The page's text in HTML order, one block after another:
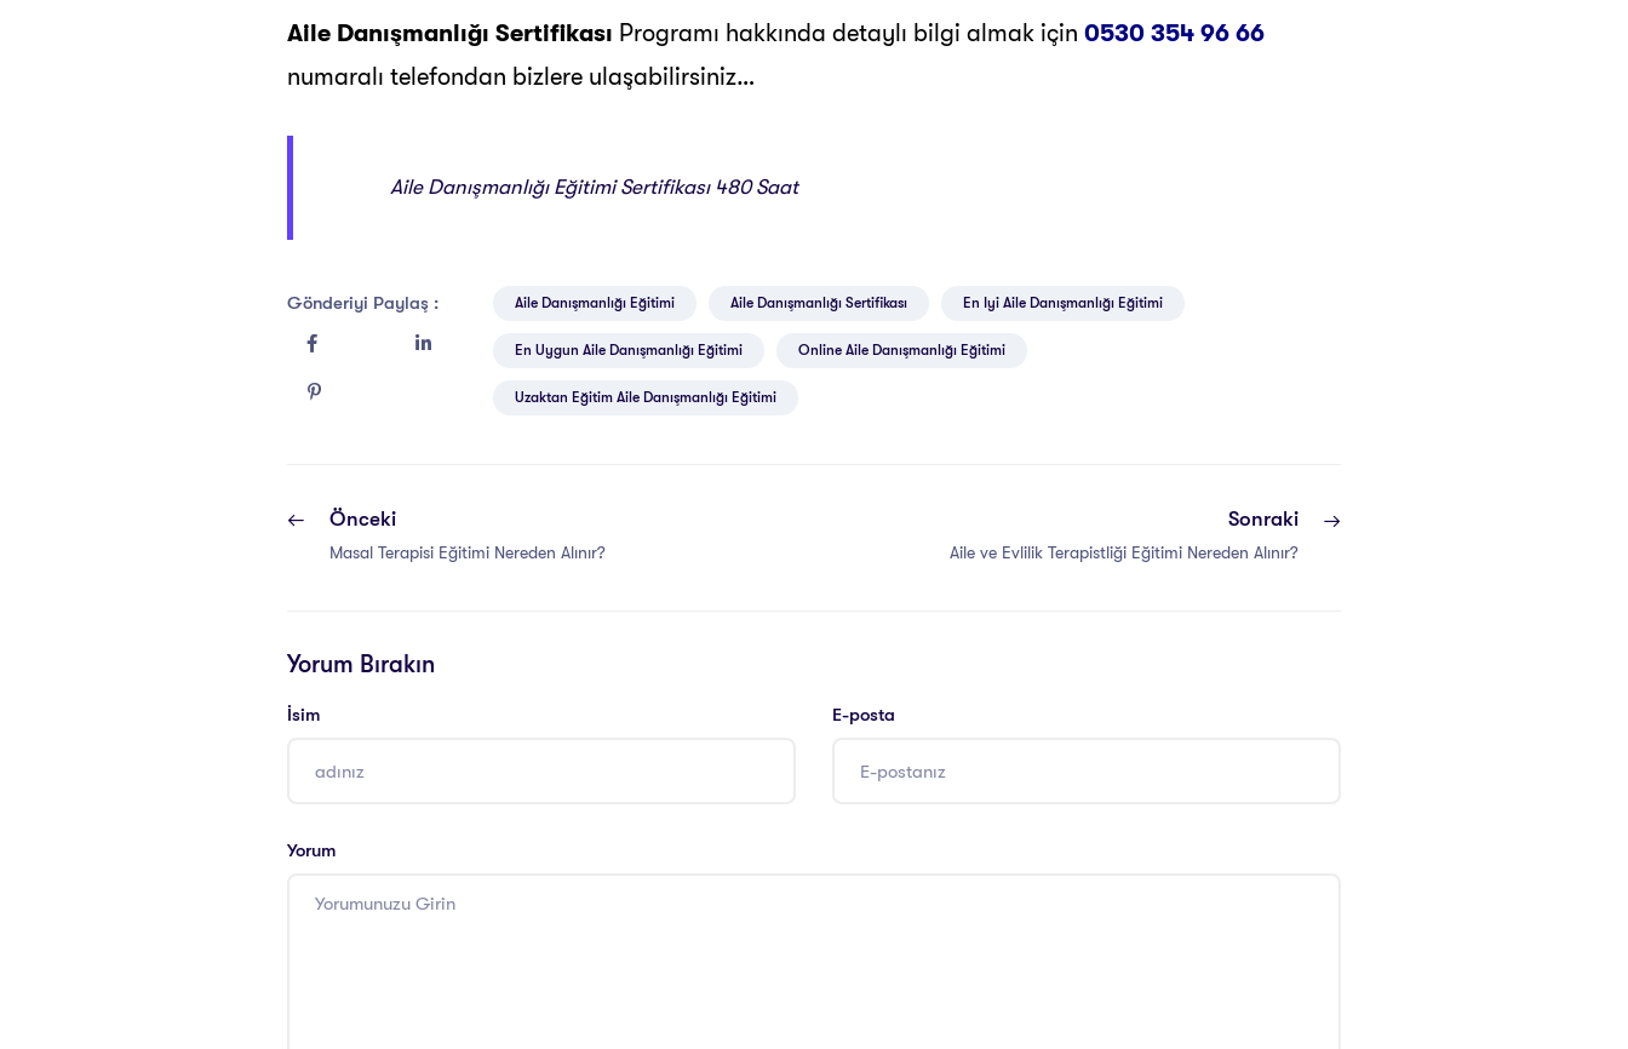
Aile Danışmanlığı Sertifikası Programı hakkında detaylı bilgi almak için 0530 354 96 66
numaralı telefondan bizlere ulaşabilirsiniz…
Aile Danışmanlığı Eğitimi Sertifikası 480 Saat
Gönderiyi Paylaş : Aile Danışmanlığı Eğitimi Aile Danışmanlığı Sertifikası En Iyi Aile Danışmanlığı Eğitimi
En Uygun Aile Danışmanlığı Eğitimi Online Aile Danışmanlığı Eğitimi
Uzaktan Eğitim Aile Danışmanlığı Eğitimi
Önceki
Masal Terapisi Eğitimi Nereden Alınır?
Sonraki
Aile ve Evlilik Terapistliği Eğitimi Nereden Alınır?
Yorum Bırakın
İsim E-posta
Yorum